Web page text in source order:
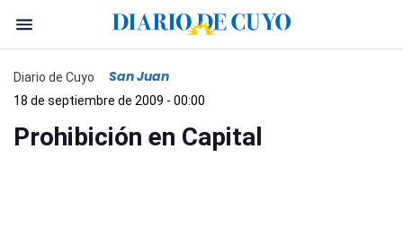
Diario de Cuyo San Juan
18 de septiembre de 2009 - 00:00
Prohibición en Capital